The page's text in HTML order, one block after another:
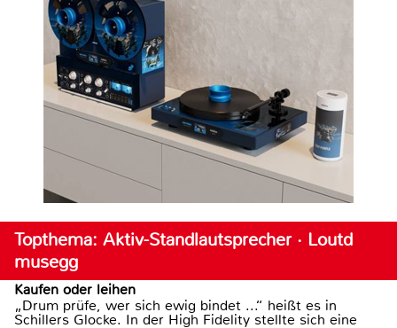
Topthema: Aktiv-Standlautsprecher · Loutd
musegg
Kaufen oder leihen
„Drum prüfe, wer sich ewig bindet ...“ heißt es in
Schillers Glocke. In der High Fidelity stellte sich eine